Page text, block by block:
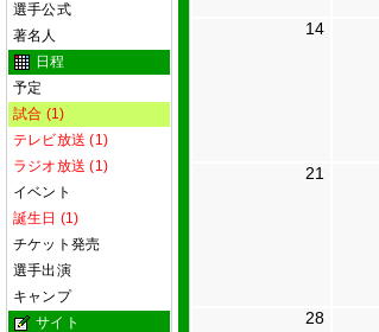
選手公式
著名人
日程
予定
試合 (1)
テレビ放送 (1)
ラジオ放送 (1)
イベント
誕生日 (1)
チケット発売
選手出演
キャンプ
サイト
14
21
28